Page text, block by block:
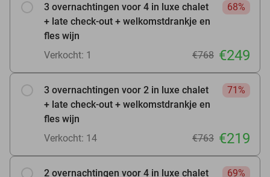
3 overnachtingen voor 4 in luxe chalet
+ late check-out + welkomstdrankje en
fles wijn
68%
Verkocht: 1 €768 €249
3 overnachtingen voor 2 in luxe chalet
+ late check-out + welkomstdrankje en
fles wijn
71%
Verkocht: 14 €763 €219
2 overnachtingen voor 4 in luxe chalet
69%